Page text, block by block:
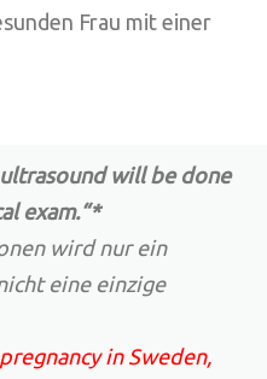
Frau mit einer
will be done
exam.“*
wird nur ein
eine einzige
in Sweden,